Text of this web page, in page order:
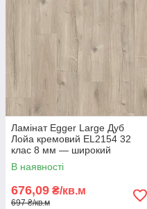
Ламінат Egger Large Дуб
Лойа кремовий EL2154 32
клас 8 мм — широкий
ламінат під світлий дуб, з
фаскою 4V
В наявності
676,09 ₴/кв.м
697 ₴/кв.м